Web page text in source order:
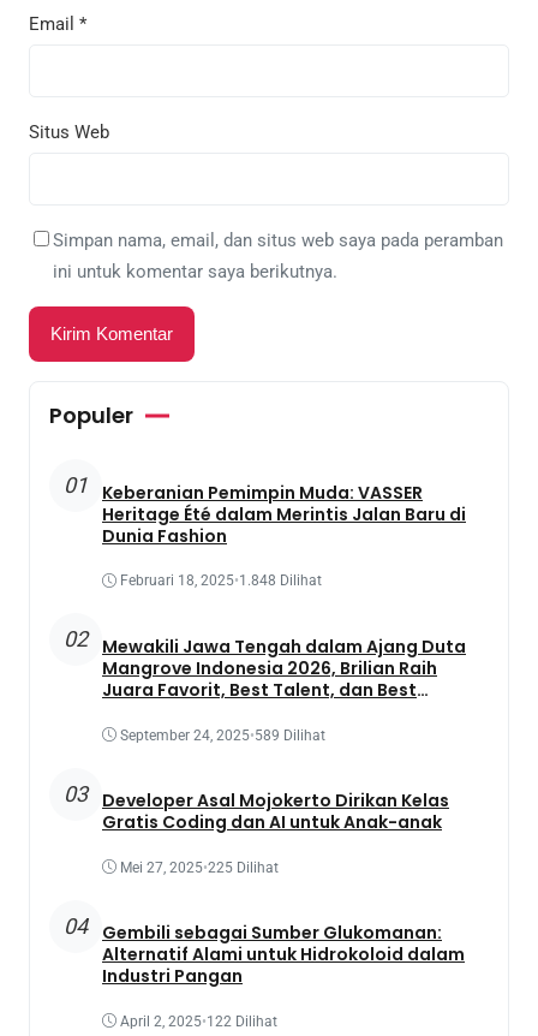
Email *
Situs Web
Simpan nama, email, dan situs web saya pada peramban
ini untuk komentar saya berikutnya.
Populer
01
Keberanian Pemimpin Muda: VASSER
Heritage Été dalam Merintis Jalan Baru di
Dunia Fashion
Februari 18, 2025•1.848 Dilihat
02
Mewakili Jawa Tengah dalam Ajang Duta
Mangrove Indonesia 2026, Brilian Raih
Juara Favorit, Best Talent, dan Best
September 24, 2025•589 Dilihat
03
Developer Asal Mojokerto Dirikan Kelas
Gratis Coding dan AI untuk Anak-anak
Mei 27, 2025•225 Dilihat
04
Gembili sebagai Sumber Glukomanan:
Alternatif Alami untuk Hidrokoloid dalam
Industri Pangan
April 2, 2025•122 Dilihat